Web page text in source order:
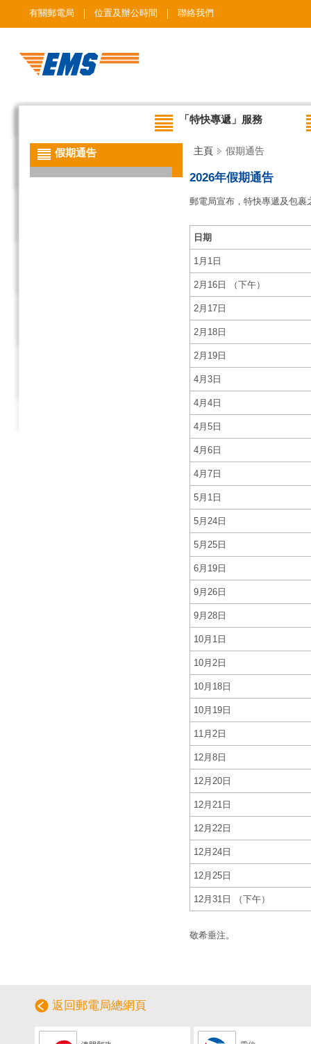
有關郵電局 位置及辦公時間 聯絡我們
「特快專遞」服務
假期通告 主頁 假期通告
2026年假期通告
郵電局宣布，特快專遞及包
日期
1月1日
2月16日 （下午）
2月17日
2月18日
2月19日
4月3日
4月4日
4月5日
4月6日
4月7日
5月1日
5月24日
5月25日
6月19日
9月26日
9月28日
10月1日
10月2日
10月18日
10月19日
11月2日
12月8日
12月20日
12月21日
12月22日
12月24日
12月25日
12月31日 （下午）
敬希垂注。
返回郵電局總網頁